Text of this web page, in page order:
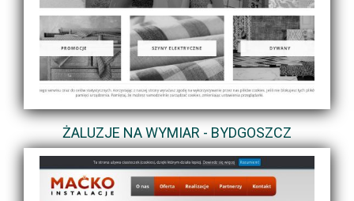
ŻALUZJE NA WYMIAR - BYDGOSZCZ